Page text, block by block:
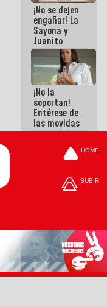
diálogo y
promover el
caos
¡No se dejen
engañar! La
Sayona y
Juanito
Alimaña son
harina del
mismo
costal
¡No la
soportan!
Entérese de
las movidas
que realizan
cómplices
sacudírsela
HOME
SUBIR